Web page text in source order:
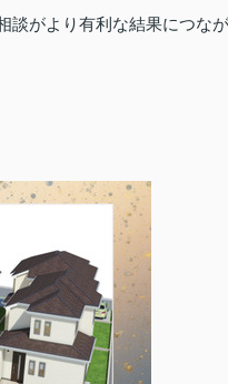
談がより有利な結果につなが